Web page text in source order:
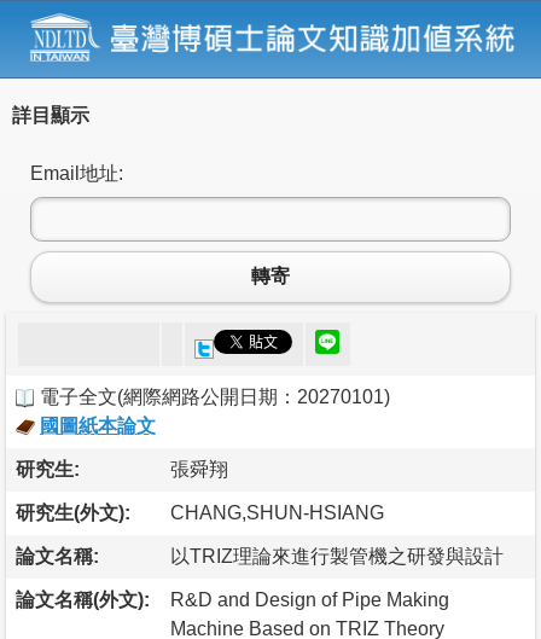
詳目顯示
Email地址:
轉寄
電子全文(網際網路公開日期：20270101)
國圖紙本論文
研究生: 張舜翔
研究生(外文): CHANG,SHUN-HSIANG
論文名稱: 以TRIZ理論來進行製管機之研發與設計
論文名稱(外文):
R&D and Design of Pipe Making
Machine Based on TRIZ Theory